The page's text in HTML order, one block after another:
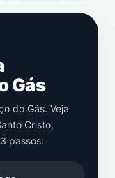
Gás
do Gás. Veja
Cristo,
passos: